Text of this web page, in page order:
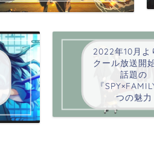
2022年10月よ
クール放送開
話題の
『
つの魅力